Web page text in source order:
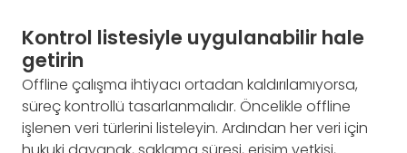
Kontrol listesiyle uygulanabilir hale
getirin
Offline çalışma ihtiyacı ortadan kaldırılamıyorsa,
süreç kontrollü tasarlanmalıdır. Öncelikle offline
işlenen veri türlerini listeleyin. Ardından her veri için